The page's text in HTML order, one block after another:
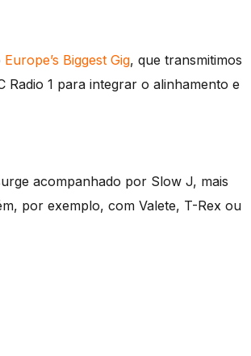
Europe’s Biggest Gig, que transmitimos
1 para integrar o alinhamento e
acompanhado por Slow J, mais
por exemplo, com Valete, T-Rex ou